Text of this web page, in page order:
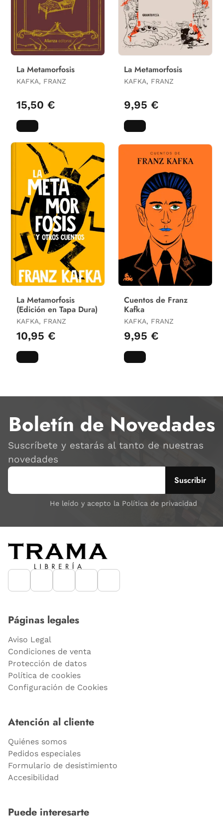
La Metamorfosis
KAFKA, FRANZ
15,50 €
La Metamorfosis
KAFKA, FRANZ
9,95 €
La Metamorfosis
(Edición en Tapa Dura)
KAFKA, FRANZ
10,95 €
Cuentos de Franz
Kafka
KAFKA, FRANZ
9,95 €
Boletín de Novedades
Suscríbete y estarás al tanto de nuestras
novedades
He leído y acepto la Política de privacidad
Páginas legales
Aviso Legal
Condiciones de venta
Protección de datos
Política de cookies
Configuración de Cookies
Atención al cliente
Quiénes somos
Pedidos especiales
Formulario de desistimiento
Accesibilidad
Puede interesarte